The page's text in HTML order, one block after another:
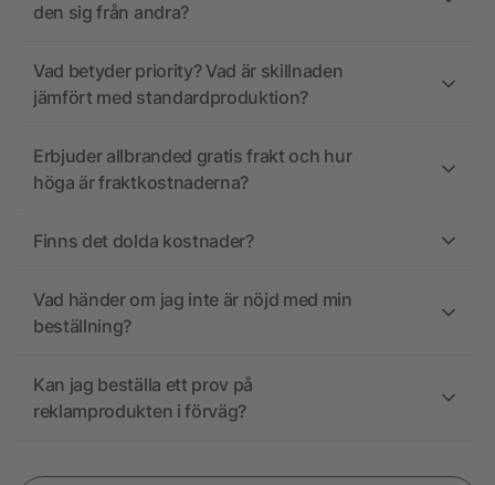
den sig från andra?
Vad betyder priority? Vad är skillnaden
jämfört med standardproduktion?
Erbjuder allbranded gratis frakt och hur
höga är fraktkostnaderna?
Finns det dolda kostnader?
Vad händer om jag inte är nöjd med min
beställning?
Kan jag beställa ett prov på
reklamprodukten i förväg?